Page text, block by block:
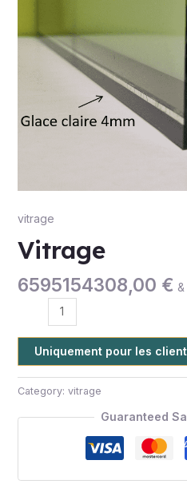
vitrage
Vitrage
6595154308,00 €
Uniquement pour les
Category: vitrage
Guaranteed